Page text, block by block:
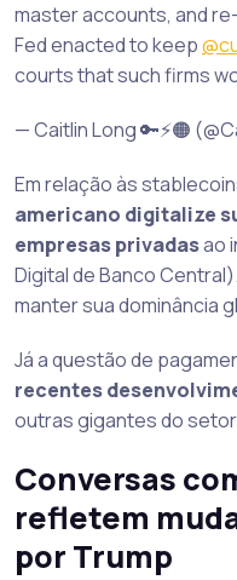
master accounts, and
Fed enacted to keep
courts that such firms
— Caitlin Long 🔑⚡️🟠
Em relação às
americano digitalize
empresas privadasao
Digital de Banco
manter sua dominância
Já a questão de
recentes
outras gigantes do
Conversas
refletem
por Trump